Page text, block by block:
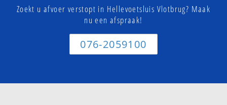
Zoekt u afvoer verstopt in Hellevoetsluis Vlotbrug? Maak
nu een afspraak!
076-2059100